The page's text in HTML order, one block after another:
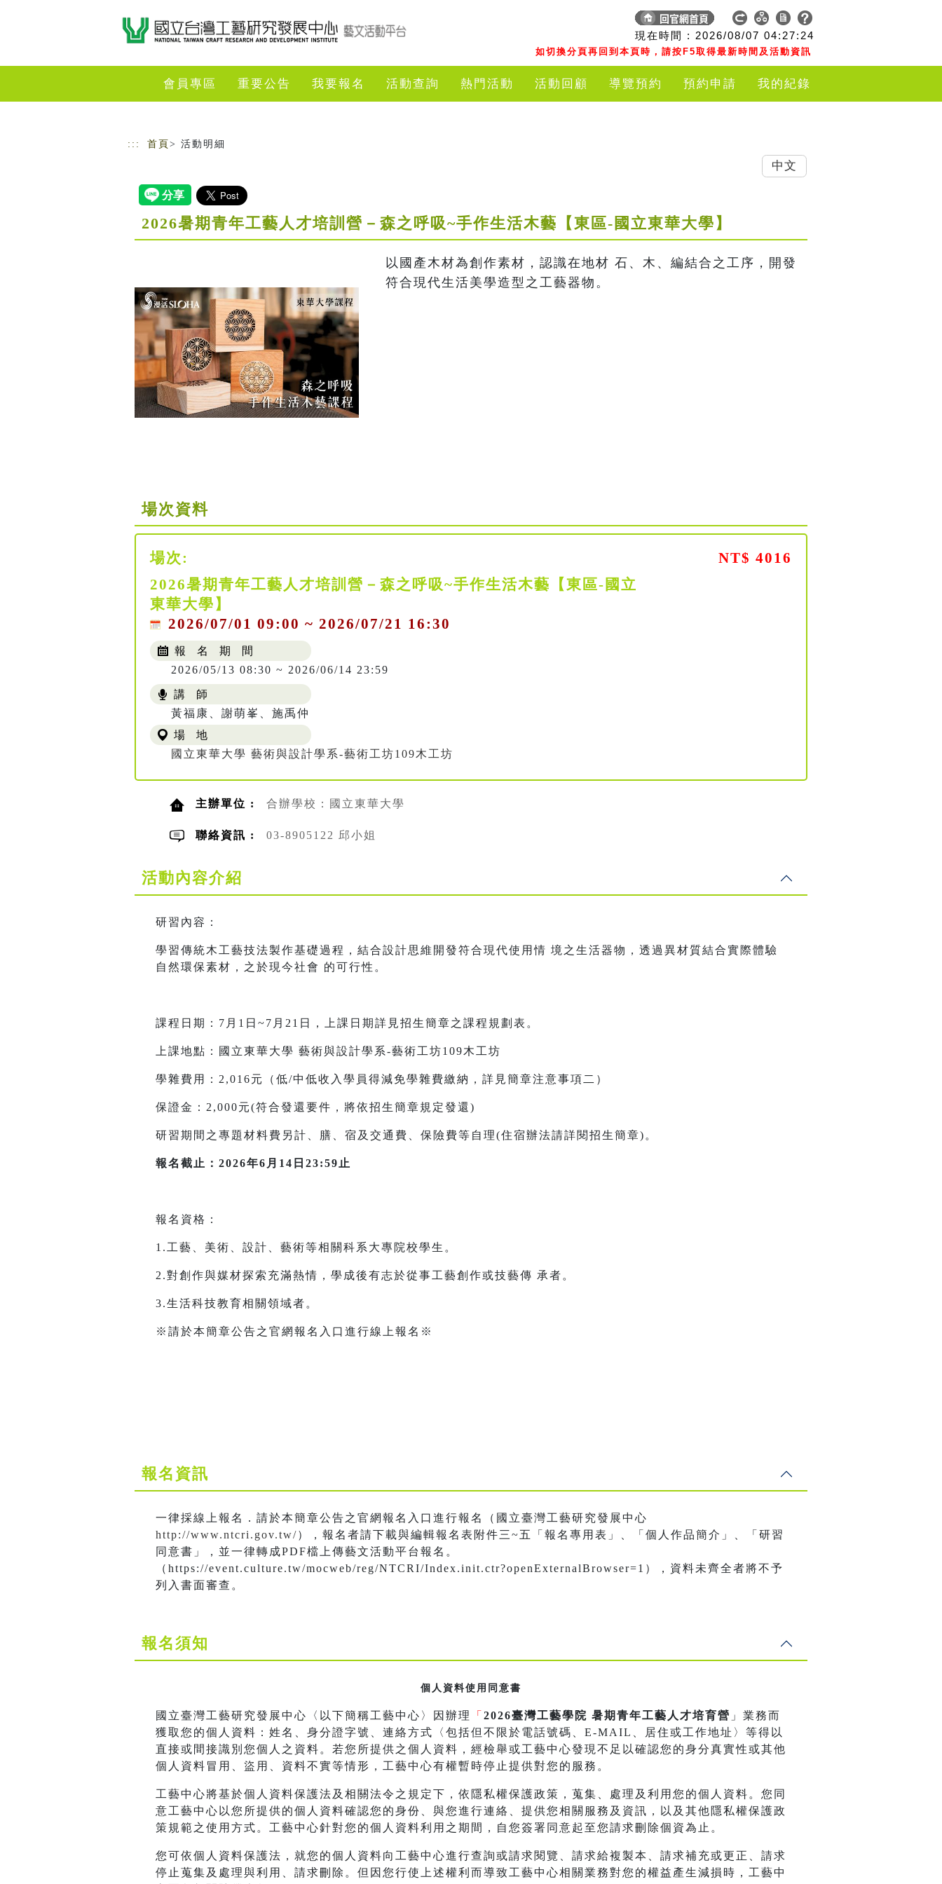
現在時間 : 2026/08/07 04:27:24
如切換分頁再回到本頁時，請按F5取得最新時間及活動資訊
會員專區 重要公告 我要報名 活動查詢 熱門活動 活動回顧 導覽預約 預約申請 我的紀錄
::: 首頁 > 活動明細
2026暑期青年工藝人才培訓營－森之呼吸~手作生活木藝【東區-國立東華大學】
以國產木材為創作素材，認識在地材 石、木、編結合之工序，開發
符合現代生活美學造型之工藝器物。
場次資料
場次:
2026暑期青年工藝人才培訓營－森之呼吸~手作生活木藝【東區-國立
東華大學】
2026/07/01 09:00 ~ 2026/07/21 16:30
NT$ 4016
報 名 期 間
2026/05/13 08:30 ~ 2026/06/14 23:59
講 師
黃福康、謝萌峯、施禹仲
場 地
國立東華大學 藝術與設計學系-藝術工坊109木工坊
主辦單位 : 合辦學校：國立東華大學
聯絡資訊 : 03-8905122 邱小姐
活動內容介紹
研習內容：
學習傳統木工藝技法製作基礎過程，結合設計思維開發符合現代使用情 境之生活器物，透過異材質結合實際體驗
自然環保素材，之於現今社會 的可行性。
課程日期：7月1日~7月21日，上課日期詳見招生簡章之課程規劃表。
上課地點：國立東華大學 藝術與設計學系-藝術工坊109木工坊
學雜費用：2,016元（低/中低收入學員得減免學雜費繳納，詳見簡章注意事項二）
保證金：2,000元(符合發還要件，將依招生簡章規定發還)
研習期間之專題材料費另計、膳、宿及交通費、保險費等自理(住宿辦法請詳閱招生簡章)。
報名截止：2026年6月14日23:59止
報名資格：
1.工藝、美術、設計、藝術等相關科系大專院校學生。
2.對創作與媒材探索充滿熱情，學成後有志於從事工藝創作或技藝傳 承者。
3.生活科技教育相關領域者。
※請於本簡章公告之官網報名入口進行線上報名※
報名資訊
一律採線上報名．請於本簡章公告之官網報名入口進行報名（國立臺灣工藝研究發展中心
http://www.ntcri.gov.tw/），報名者請下載與編輯報名表附件三~五「報名專用表」、「個人作品簡介」、「研習
同意書」，並一律轉成PDF檔上傳藝文活動平台報名。
（https://event.culture.tw/mocweb/reg/NTCRI/Index.init.ctr?openExternalBrowser=1），資料未齊全者將不予
列入書面審查。
報名須知
個人資料使用同意書
國立臺灣工藝研究發展中心〈以下簡稱工藝中心〉因辦理 「 2026臺灣工藝學院 暑期青年工藝人才培育營 」業務而
獲取您的個人資料：姓名、身分證字號、連絡方式〈包括但不限於電話號碼、E-MAIL、居住或工作地址〉等得以
直接或間接識別您個人之資料。若您所提供之個人資料，經檢舉或工藝中心發現不足以確認您的身分真實性或其他
個人資料冒用、盜用、資料不實等情形，工藝中心有權暫時停止提供對您的服務。
工藝中心將基於個人資料保護法及相關法令之規定下，依隱私權保護政策，蒐集、處理及利用您的個人資料。您同
意工藝中心以您所提供的個人資料確認您的身份、與您進行連絡、提供您相關服務及資訊，以及其他隱私權保護政
策規範之使用方式。工藝中心針對您的個人資料利用之期間，自您簽署同意起至您請求刪除個資為止。
您可依個人資料保護法，就您的個人資料向工藝中心進行查詢或請求閱覽、請求給複製本、請求補充或更正、請求
停止蒐集及處理與利用、請求刪除。但因您行使上述權利而導致工藝中心相關業務對您的權益產生減損時，工藝中